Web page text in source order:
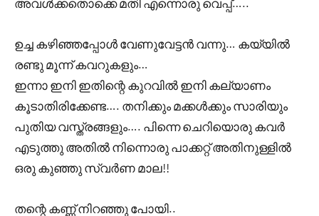
അവൾക്കതൊക്കെ മതി എന്നൊരു വെപ്പ്…..
ഉച്ച കഴിഞ്ഞപ്പോൾ വേണുവേട്ടൻ വന്നു… കയ്യിൽ
രണ്ടു മൂന്ന് കവറുകളും…
ഇന്നാ ഇനി ഇതിന്റെ കുറവിൽ ഇനി കല്യാണം
കൂടാതിരിക്കേണ്ട…. തനിക്കും മക്കൾക്കും സാരിയും
പുതിയ വസ്ത്രങ്ങളും…. പിന്നെ ചെറിയൊരു കവർ
എടുത്തു അതിൽ നിന്നൊരു പാക്കറ്റ് അതിനുള്ളിൽ
ഒരു കുഞ്ഞു സ്വർണ മാല!!
തന്റെ കണ്ണ് നിറഞ്ഞു പോയി..